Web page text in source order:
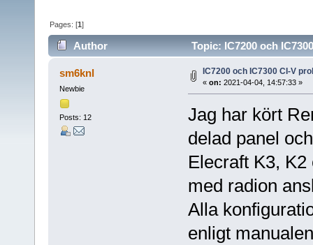
Pages: [1]
Author Topic: IC7200 och
sm6knl
Newbie
Posts: 12
IC7200 och IC7300 CI-V
« on: 2021-04-04, 14:57:33 »
Jag har kört
delad panel
Elecraft K3,
med radion
Alla
enligt